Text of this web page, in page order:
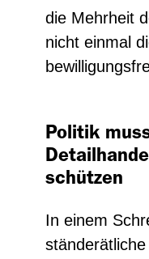
die Mehrheit
nicht einmal
Politik
schützen
In einem